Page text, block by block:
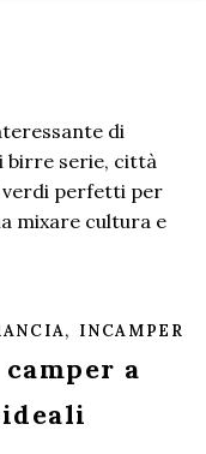
di
birre serie, città
verdi perfetti per
mixare cultura e
, INCAMPER
a
ideali